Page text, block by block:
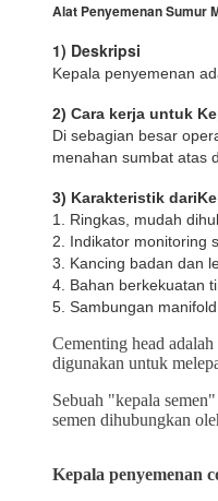
Alat Penyemenan Sumur
1) Deskripsi
Kepala penyemenan
2) Cara kerja untuk
Di sebagian besar
menahan sumbat atas
3) Karakteristik dari
1. Ringkas, mudah
2. Indikator monitoring
3. Kancing badan dan
4. Bahan berkekuatan
5. Sambungan
Cementing head
digunakan untuk
Sebuah "kepala
semen dihubungkan
Kepala penyemenan